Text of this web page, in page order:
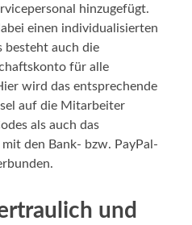
hinzugefügt.
einen individualisierten
besteht auch die
für alle
wird das entsprechende
auf die Mitarbeiter
als auch das
den Bank- bzw. PayPal-
und